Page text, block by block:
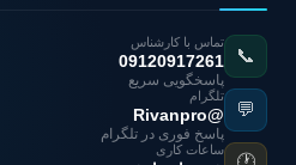
📞
تماس با کارشناس
09120917261
پاسخگویی سریع
💬
تلگرام
@Rivanpro
پاسخ فوری در تلگرام
ساعات کاری